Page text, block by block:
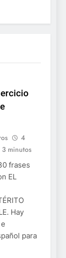
4
3 minutos
frases
EL
Hay
para